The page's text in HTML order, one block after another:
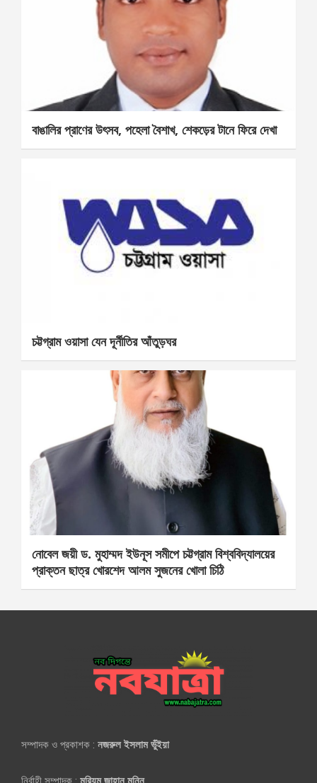
বাঙালির প্রাণের উৎসব, পহেলা বৈশাখ, শেকড়ের টানে ফিরে দেখা
চট্টগ্রাম ওয়াসা যেন দূর্নীতির আঁতুড়ঘর
নোবেল জয়ী ড. মুহাম্মদ ইউনূস সমীপে চট্টগ্রাম বিশ্ববিদ্যালয়ের
প্রাক্তন ছাত্র খোরশেদ আলম সুজনের খোলা চিঠি
সম্পাদক ও প্রকাশক : নজরুল ইসলাম ভুঁইয়া